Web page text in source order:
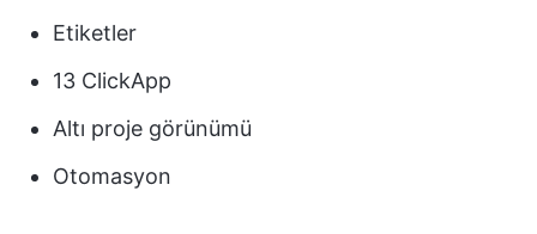
Etiketler
13 ClickApp
Altı proje görünümü
Otomasyon